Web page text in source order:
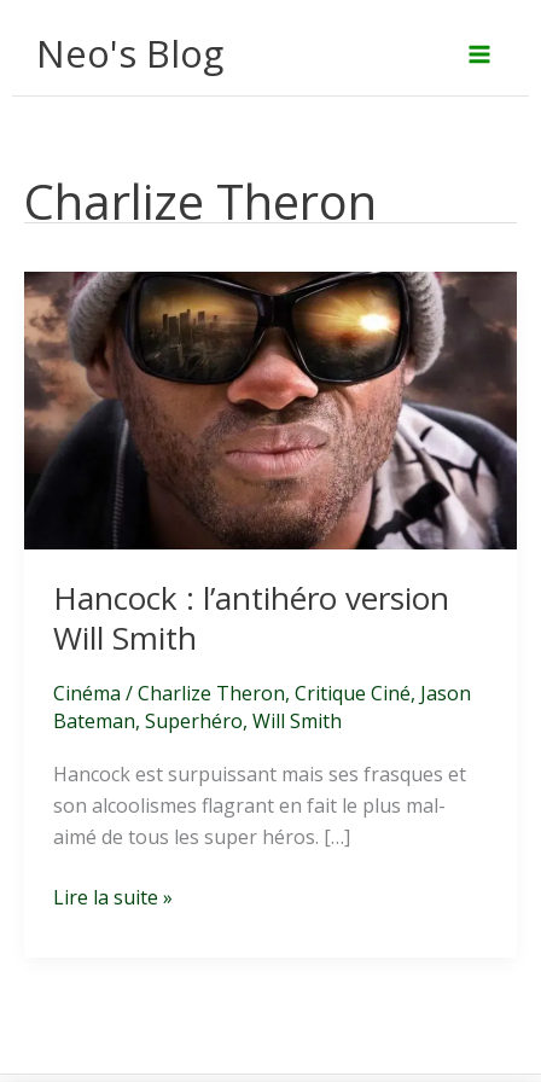
Neo's Blog
Charlize Theron
Hancock : l’antihéro version
Will Smith
Cinéma /Charlize Theron, Critique Ciné, Jason
Bateman, Superhéro, Will Smith
Hancock est surpuissant mais ses frasques et
son alcoolismes flagrant en fait le plus mal-
aimé de tous les super héros. […]
Hancock
Lire la suite »